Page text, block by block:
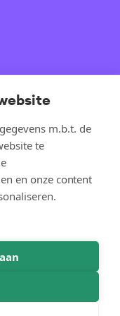
m.b.t. de
te
en onze content